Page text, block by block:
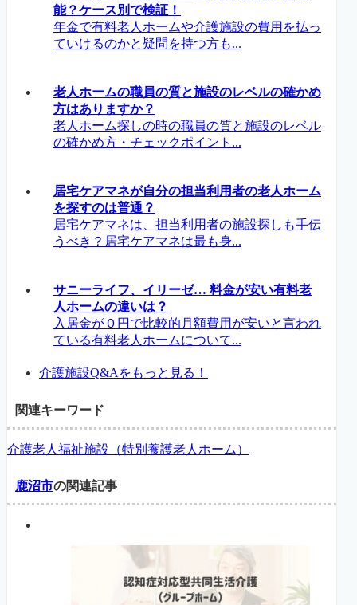
能？ケース別で検証！
年金で有料老人ホームや介護施設の費用を払っ
ていけるのかと疑問を持つ方も...
老人ホームの職員の質と施設のレベルの確かめ
方はありますか？
老人ホーム探しの時の職員の質と施設のレベル
の確かめ方・チェックポイント...
居宅ケアマネが自分の担当利用者の老人ホーム
を探すのは普通？
居宅ケアマネは、担当利用者の施設探しも手伝
うべき？居宅ケアマネは最も身...
サニーライフ、イリーゼ… 料金が安い有料老
人ホームの違いは？
入居金が０円で比較的月額費用が安いと言われ
ている有料老人ホームについて...
介護施設Q&Aをもっと見る！
関連キーワード
介護老人福祉施設（特別養護老人ホーム）
鹿沼市の関連記事